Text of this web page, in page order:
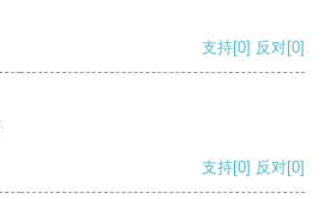
支持[0] 反对[0]
支持[0] 反对[0]